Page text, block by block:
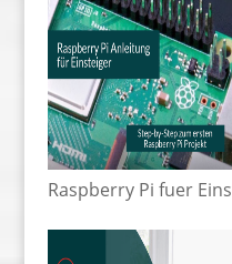
Raspberry Pi fuer